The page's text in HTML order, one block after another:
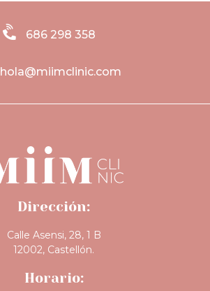
686 298 358
hola@miimclinic.com
Dirección:
Calle Asensi, 28, 1 B
12002, Castellón.
Horario: